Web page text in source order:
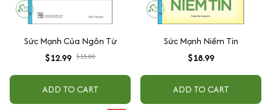
Sức Mạnh Của Ngôn Từ
$12.99 $15.00
ADD TO CART
Sức Mạnh Niềm Tin
$18.99
ADD TO CART